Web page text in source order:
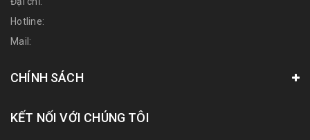
Hotline:
Mail:
CHÍNH SÁCH
KẾT NỐI VỚI CHÚNG TÔI